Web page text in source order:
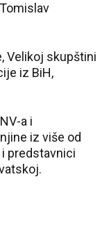
Velikoj skupštini
iz BiH,
a i
iz više od
i predstavnici